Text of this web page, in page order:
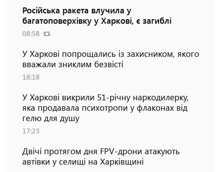
Російська ракета влучила у
багатоповерхівку у Харкові, є загиблі
08:58
У Харкові попрощались із захисником, якого
вважали зниклим безвісті
18:18
У Харкові викрили 51-річну наркодилерку,
яка продавала психотропи у флаконах від
гелю для душу
17:23
Двічі протягом дня FPV-дрони атакують
автівки у селищі на Харківщині